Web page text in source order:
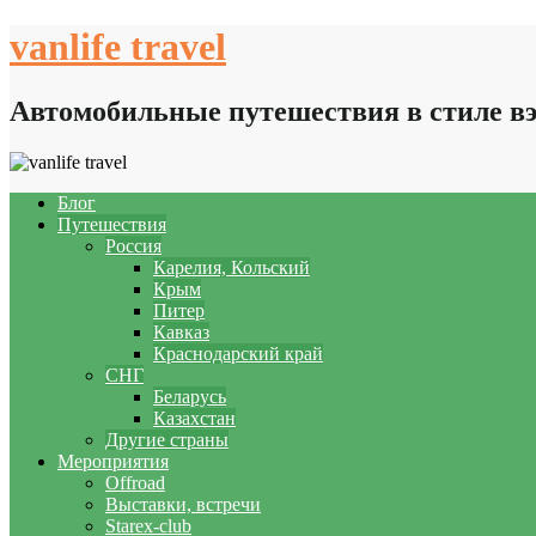
to
vanlife travel
Автомобильные путешествия в стиле
Блог
Путешествия
Россия
Карелия, Кольский
Крым
Питер
Кавказ
Краснодарский край
СНГ
Беларусь
Казахстан
Другие страны
Мероприятия
Offroad
Выставки, встречи
Starex-club